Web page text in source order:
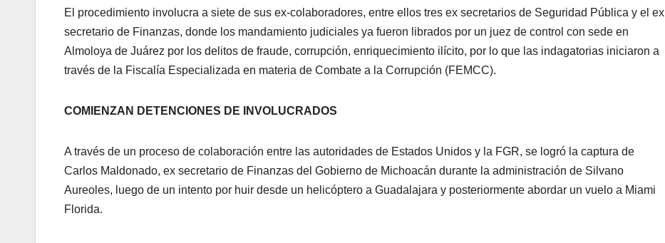
El procedimiento involucra a siete de sus ex-colaboradores, entre ellos tres ex secretarios de Seguridad Pública y el ex
secretario de Finanzas, donde los mandamiento judiciales ya fueron librados por un juez de control con sede en
Almoloya de Juárez por los delitos de fraude, corrupción, enriquecimiento ilícito, por lo que las indagatorias iniciaron a
través de la Fiscalía Especializada en materia de Combate a la Corrupción (FEMCC).
COMIENZAN DETENCIONES DE INVOLUCRADOS
A través de un proceso de colaboración entre las autoridades de Estados Unidos y la FGR, se logró la captura de
Carlos Maldonado, ex secretario de Finanzas del Gobierno de Michoacán durante la administración de Silvano
Aureoles, luego de un intento por huir desde un helicóptero a Guadalajara y posteriormente abordar un vuelo a Miami
Florida.